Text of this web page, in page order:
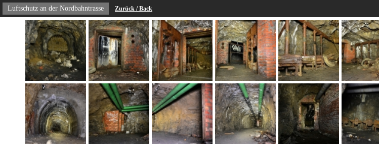
Luftschutz an der Nordbahntrasse Zurück / Back